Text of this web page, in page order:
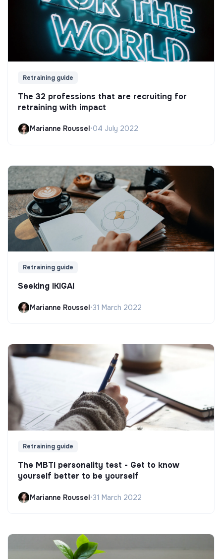
Retraining guide
The 32 professions that are recruiting for
retraining with impact
Marianne Roussel•04 July 2022
Retraining guide
Seeking IKIGAI
Marianne Roussel•31 March 2022
Retraining guide
The MBTI personality test - Get to know
yourself better to be yourself
Marianne Roussel•31 March 2022